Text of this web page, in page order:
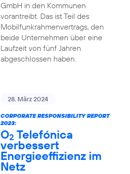
GmbH in den Kommunen
vorantreibt. Das ist Teil des
Mobilfunkrahmenvertrags, den
beide Unternehmen über eine
Laufzeit von fünf Jahren
abgeschlossen haben.
28. März 2024
CORPORATE RESPONSIBILITY REPORT
2023:
O2 Telefónica
verbessert
Energieeffizienz im
Netz